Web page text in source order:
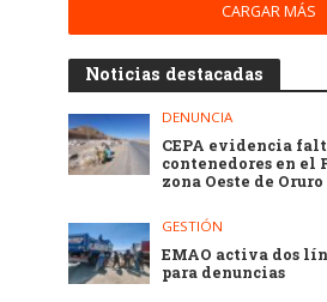
CARGAR MÁS
Noticias destacadas
DENUNCIA
CEPA evidencia
contenedores en el
zona Oeste de Oruro
GESTIÓN
EMAO activa dos
para denuncias